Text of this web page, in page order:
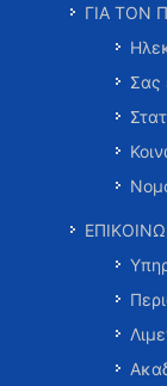
ΓΙΑ ΤΟΝ
Σας